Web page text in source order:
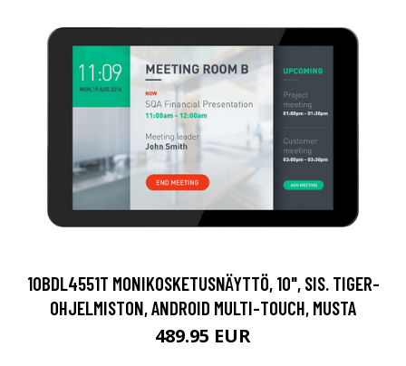
10BDL4551T MONIKOSKETUSNÄYTTÖ, 10", SIS. TIGER-
OHJELMISTON, ANDROID MULTI-TOUCH, MUSTA
489.95 EUR